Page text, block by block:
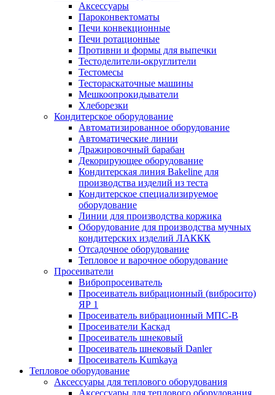
Аксессуары
Пароконвектоматы
Печи конвекционные
Печи ротационные
Противни и формы для выпечки
Тестоделители-округлители
Тестомесы
Тестораскаточные машины
Мешкоопрокидыватели
Хлеборезки
Кондитерское оборудование
Автоматизированное оборудование
Автоматические линии
Дражировочный барабан
Декорирующее оборудование
Кондитерская линия Bakeline для
производства изделий из теста
Кондитерское специализируемое
оборудование
Линии для производства коржика
Оборудование для производства мучных
кондитерских изделий ЛАККК
Отсадочное оборудование
Тепловое и варочное оборудование
Просеиватели
Вибропросеиватель
Просеиватель вибрационный (вибросито)
ЯР 1
Просеиватель вибрационный МПС-В
Просеиватели Каскад
Просеиватель шнековый
Просеиватель шнековый Danler
Просеиватель Kumkaya
Тепловое оборудование
Аксессуары для теплового оборудования
Аксессуары для теплового оборудования